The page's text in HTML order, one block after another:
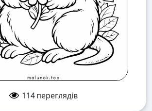
114 переглядів